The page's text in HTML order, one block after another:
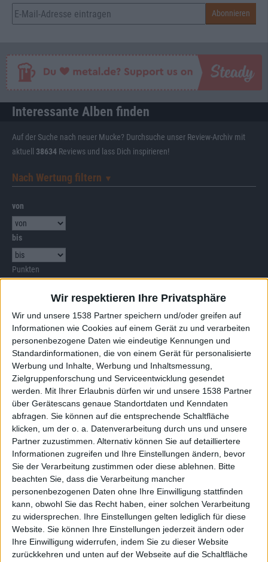
Wir respektieren Ihre Privatsphäre
Wir und unsere 1538 Partner speichern und/oder greifen auf
Informationen wie Cookies auf einem Gerät zu und verarbeiten
personenbezogene Daten wie eindeutige Kennungen und
Standardinformationen, die von einem Gerät für personalisierte
Werbung und Inhalte, Werbung und Inhaltsmessung,
Zielgruppenforschung und Serviceentwicklung gesendet
werden.
Mit Ihrer Erlaubnis dürfen wir und unsere 1538 Partner
über Gerätescans genaue Standortdaten und Kenndaten
abfragen. Sie können auf die entsprechende Schaltfläche
klicken, um der o. a. Datenverarbeitung durch uns und unsere
Partner zuzustimmen. Alternativ können Sie auf detailliertere
Informationen zugreifen und Ihre Einstellungen ändern, bevor
Sie der Verarbeitung zustimmen oder diese ablehnen.
Bitte
beachten Sie, dass die Verarbeitung mancher
personenbezogenen Daten ohne Ihre Einwilligung stattfinden
kann, obwohl Sie das Recht haben, einer solchen Verarbeitung
zu widersprechen. Ihre Einstellungen gelten lediglich für diese
Website. Sie können Ihre Einstellungen jederzeit ändern oder
Ihre Einwilligung widerrufen, indem Sie zu dieser Website
zurückkehren und unten auf der Webseite auf die Schaltfläche
Interessante Alben finden
Auf der Suche nach neuer Mucke? Durchsuche unser Review-Archiv mit
aktuell 38634 Reviews und lass Dich inspirieren!
Nach Wertung filtern ▼︎
von
bis
Punkten
Nach Genres filtern►︎
Kommentare
Sag Deine Meinung!
Aktuell